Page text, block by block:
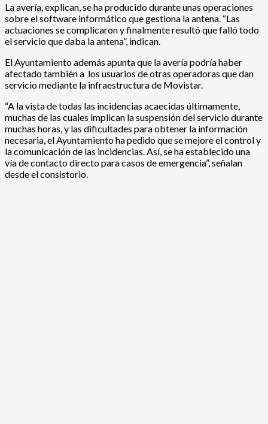
La avería, explican, se ha producido durante unas operaciones
sobre el software informático que gestiona la antena. “Las
actuaciones se complicaron y finalmente resultó que falló todo
el servicio que daba la antena”, indican.
El Ayuntamiento además apunta que la avería podría haber
afectado también a los usuarios de otras operadoras que dan
servicio mediante la infraestructura de Movistar.
“A la vista de todas las incidencias acaecidas últimamente,
muchas de las cuales implican la suspensión del servicio durante
muchas horas, y las dificultades para obtener la información
necesaria, el Ayuntamiento ha pedido que se mejore el control y
la comunicación de las incidencias. Así, se ha establecido una
vía de contacto directo para casos de emergencia”, señalan
desde el consistorio.